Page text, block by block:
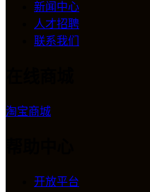
新闻中心
人才招聘
联系我们
淘宝商城
开放平台